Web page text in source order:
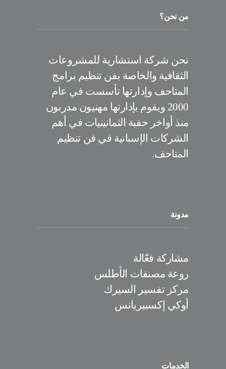
من نحن؟
نحن شركة استشارية للمشروعات
الثقافية والخاصة بفن تنظيم برامج
المتاحف وإدارتها تأسست في عام
2000 ويقوم بإدارتها مهنيون مدربون
منذ أواخر حقبة الثمانينيات في أهم
الشركات الإسبانية في فن تنظيم
المتاحف.
مدونة
مشاركة فعّالة
روعة مصنفات الأطلس
مركز تفسير السيرك
أوكي إكسبيريانس
الخدمات